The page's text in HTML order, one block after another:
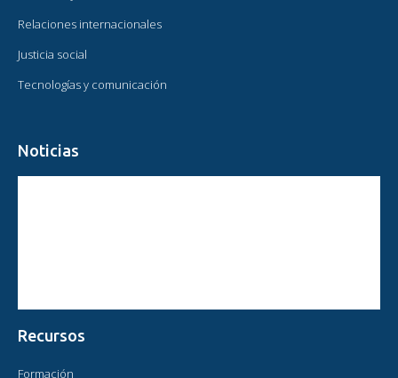
Relaciones internacionales
Justicia social
Tecnologías y comunicación
Noticias
Recursos
Formación